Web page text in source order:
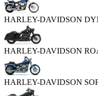
HARLEY-DAVIDSON
HARLEY-DAVIDSON
HARLEY-DAVIDSON